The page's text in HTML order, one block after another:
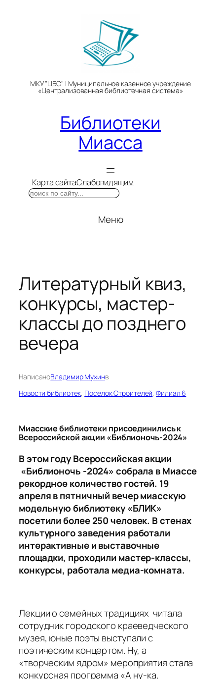
МКУ "ЦБС" | Муниципальное казенное учреждение
«Централизованная библиотечная система»
Библиотеки
Миасса
Карта сайтаСлабовидящим
Поиск
Меню
Литературный квиз,
конкурсы, мастер-
классы до позднего
вечера
НаписаноВладимир Мухинв
Новости библиотек, Поселок Строителей, Филиал 6
Миасские библиотеки присоединились к
Всероссийской акции «Библионочь-2024»
В этом году Всероссийская акции
«Библионочь -2024» собрала в Миассе
рекордное количество гостей. 19
апреля в пятничный вечер миасскую
модельную библиотеку «БЛИК»
посетили более 250 человек. В стенах
культурного заведения работали
интерактивные и выставочные
площадки, проходили мастер-классы,
конкурсы, работала медиа-комната.
Лекции о семейных традициях читала
сотрудник городского краеведческого
музея, юные поэты выступали с
поэтическим концертом. Ну, а
«творческим ядром» мероприятия стала
конкурсная программа «А ну-ка,